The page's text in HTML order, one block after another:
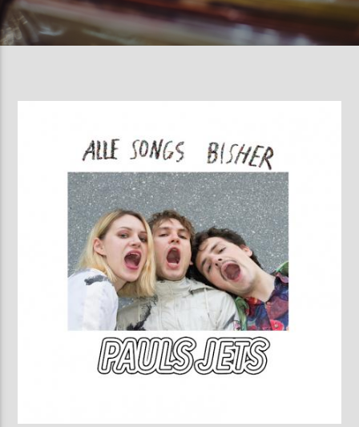
AKTUELLER TRACK
AKTUELLE SENDUNG
MOEBIUS
00:00 09:00
ZU HÖREN INMünster90,9 MHzSteinfurt103,9 MHz